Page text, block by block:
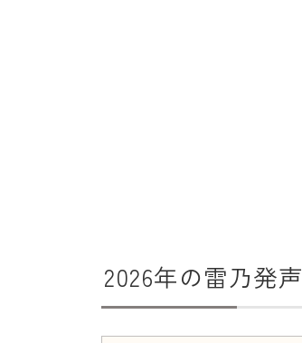
2026年の雷乃発声